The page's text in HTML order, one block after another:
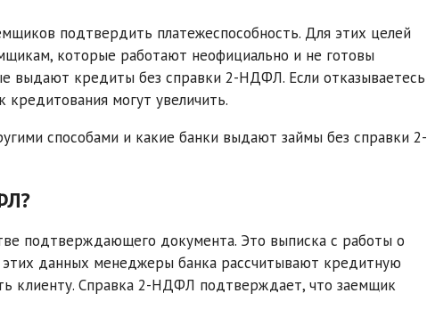
подтвердить платежеспособность. Для этих целей
которые работают неофициально и не готовы
выдают кредиты без справки 2-НДФЛ. Если отказываетесь
могут увеличить.
способами и какие банки выдают займы без справки 2-
подтверждающего документа. Это выписка с работы о
этих данных менеджеры банка рассчитывают кредитную
клиенту. Справка 2-НДФЛ подтверждает, что заемщик